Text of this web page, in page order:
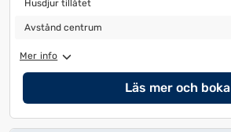
Husdjur tillåtet
Avstånd centrum
Avstånd centrum
Mer info
Läs mer och boka